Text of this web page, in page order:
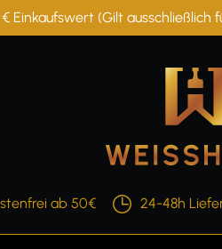
Einkaufswert (Gilt
ab 50€ 24-48h